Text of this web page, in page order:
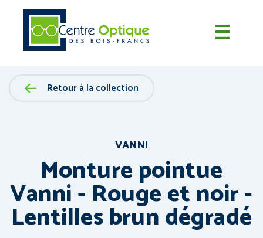
Retour à la collection
VANNI
Monture pointue
Vanni - Rouge et noir -
Lentilles brun dégradé